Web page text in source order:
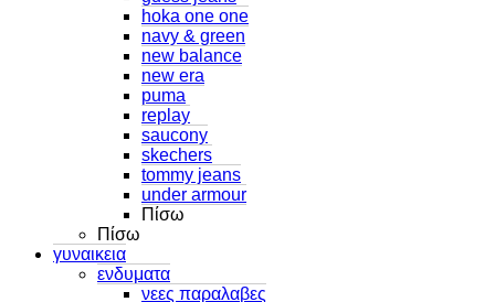
hoka one one
navy & green
new balance
new era
puma
replay
saucony
skechers
tommy jeans
under armour
Πίσω
Πίσω
γυναικεια
ενδυματα
νεες παραλαβες